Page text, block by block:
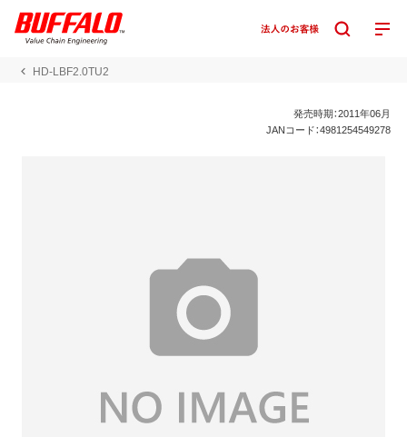
HD-LBF2.0TU2
発売時期：2011年06月
JANコード：4981254549278